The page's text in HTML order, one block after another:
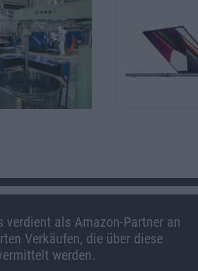
verdient als Amazon-Partner an
Verkäufen, die über diese
werden.